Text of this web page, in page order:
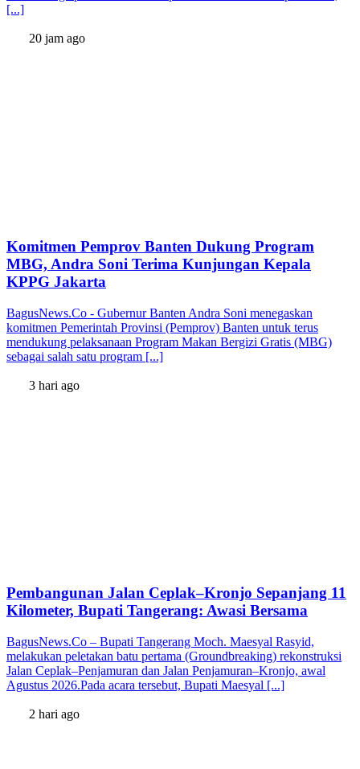
[...]
20 jam ago
Komitmen Pemprov Banten Dukung Program
MBG, Andra Soni Terima Kunjungan Kepala
KPPG Jakarta
BagusNews.Co - Gubernur Banten Andra Soni menegaskan
komitmen Pemerintah Provinsi (Pemprov) Banten untuk terus
mendukung pelaksanaan Program Makan Bergizi Gratis (MBG)
sebagai salah satu program [...]
3 hari ago
Pembangunan Jalan Ceplak–Kronjo Sepanjang 11
Kilometer, Bupati Tangerang: Awasi Bersama
BagusNews.Co – Bupati Tangerang Moch. Maesyal Rasyid,
melakukan peletakan batu pertama (Groundbreaking) rekonstruksi
Jalan Ceplak–Penjamuran dan Jalan Penjamuran–Kronjo, awal
Agustus 2026.Pada acara tersebut, Bupati Maesyal [...]
2 hari ago